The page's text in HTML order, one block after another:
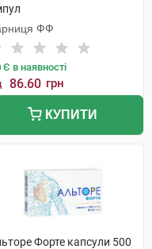
ФФ
Є в наявності
86.60 грн
КУПИТИ
Форте капсули 500